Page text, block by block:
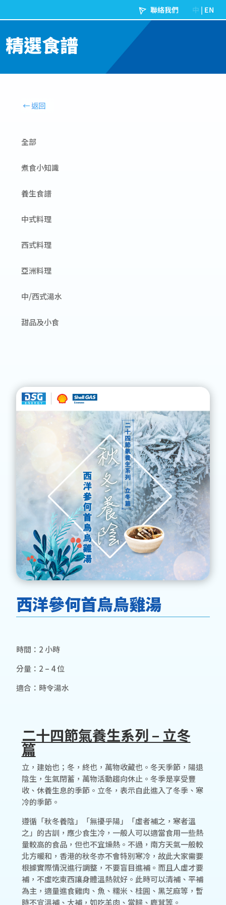
精選食譜
全部
煮食小知識
養生食譜
中式料理
西式料理
亞洲料理
中/西式湯水
甜品及小食
西洋參何首烏烏雞湯
時間：2 小時
分量：2 – 4 位
適合：時令湯水
二十四節氣養生系列 – 立冬
篇
立，建始也；冬，終也，萬物收藏也。冬天季節，陽退
陰生，生氣閉蓄，萬物活動趨向休止。冬季是享受豐
收、休養生息的季節。立冬，表示自此進入了冬季、寒
冷的季節。
遵循「秋冬養陰」「無擾乎陽」「虛者補之，寒者溫
之」的古訓，應少食生冷，一般人可以適當食用一些熱
量較高的食品，但也不宜燥熱。不過，南方天氣一般較
北方暖和，香港的秋冬亦不會特別寒冷，故此大家需要
根據實際情況進行調整，不要盲目進補。而且人虛才要
補，不虛吃東西讓身體溫熱就好。此時可以清補、平補
為主，適量進食雞肉、魚、糯米、桂圓、黑芝麻等，暫
時不宜溫補、大補，如吃羊肉、當歸、鹿茸等。